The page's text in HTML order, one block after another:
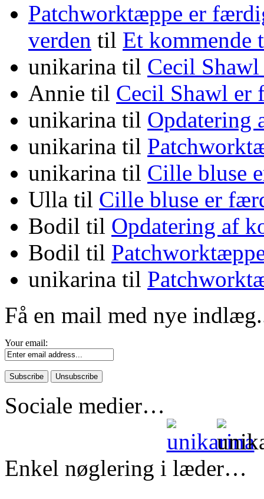
Patchworktæppe er
verden til Et
unikarina til Cecil
Annie til Cecil Shawl
unikarina til
unikarina til
unikarina til Cille bluse
Ulla til Cille bluse er
Bodil til Opdatering af
Bodil til
unikarina til
Få en mail med nye
Your email:
Sociale medier…
Enkel nøglering i læder…